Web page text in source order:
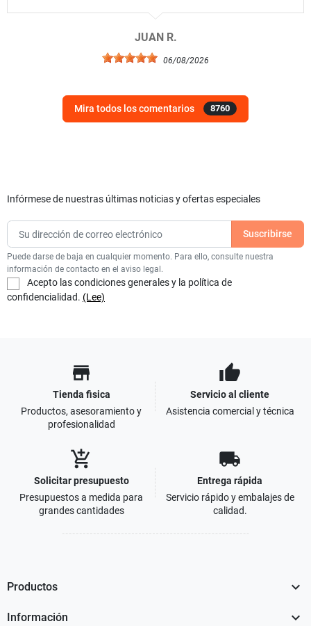
JUAN R.
06/08/2026
Mira todos los comentarios 8760
Infórmese de nuestras últimas noticias y ofertas especiales
Puede darse de baja en cualquier momento. Para ello, consulte nuestra
información de contacto en el aviso legal.
Acepto las condiciones generales y la política de
confidencialidad. (Lee)
store
Tienda fisica
Productos, asesoramiento y
profesionalidad
thumb_up
Servicio al cliente
Asistencia comercial y técnica
add_shopping_cart
Solicitar presupuesto
Presupuestos a medida para
grandes cantidades
local_shipping
Entrega rápida
Servicio rápido y embalajes de
calidad.
Productos 
Información 